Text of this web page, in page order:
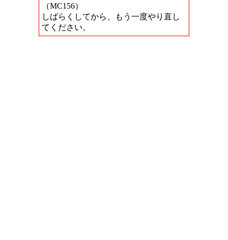
（MC156）
しばらくしてから、もう一度やり直し
てください。